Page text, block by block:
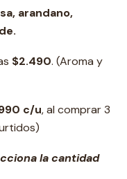
arandano,
$2.490. (Aroma y
c/u, al comprar 3
la cantidad